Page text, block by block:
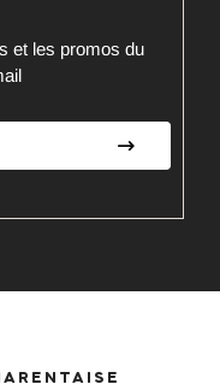
et les promos du